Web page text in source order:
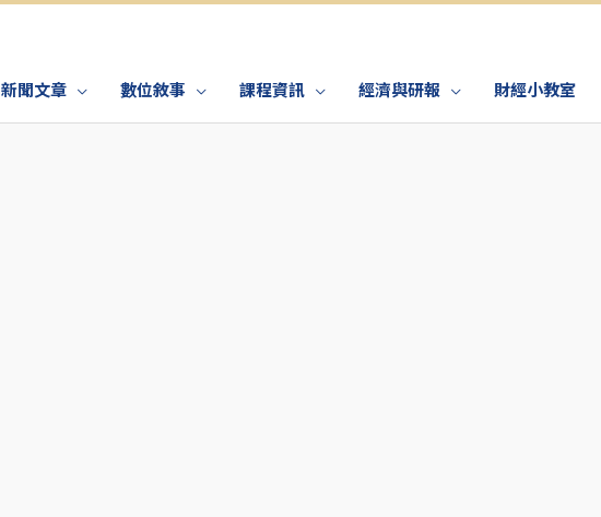
新聞文章 數位敘事 課程資訊 經濟與研報 財經小教室